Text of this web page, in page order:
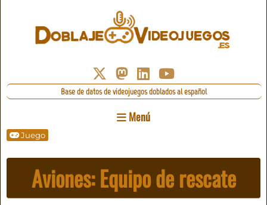
Base de datos de videojuegos doblados al español
Menú
Juego
Aviones: Equipo de rescate